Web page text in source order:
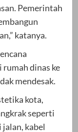
Pemerintah
katanya.
dinas ke
mendesak.
kota,
seperti
kabel